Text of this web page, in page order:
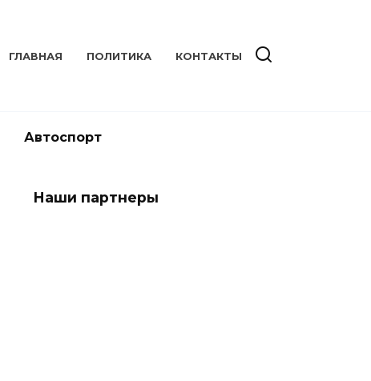
ГЛАВНАЯ ПОЛИТИКА КОНТАКТЫ
Автоспорт
Наши партнеры